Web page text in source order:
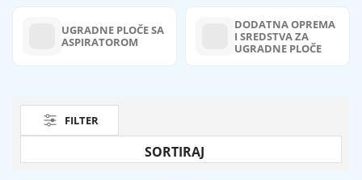
UGRADNE PLOČE SA
ASPIRATOROM
DODATNA OPREMA
I SREDSTVA ZA
UGRADNE PLOČE
FILTER